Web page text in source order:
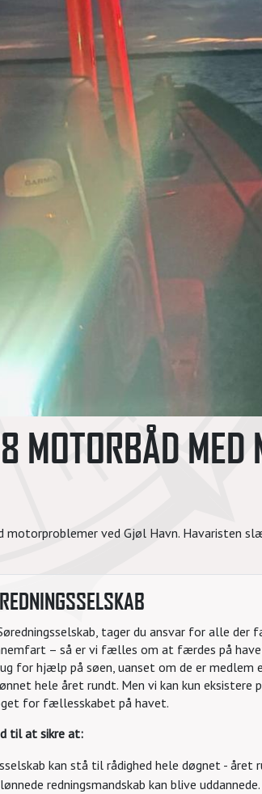
MOTORBÅD MED
motorproblemer ved Gjøl Havn. Havaristen
tager du ansvar for alle der
– så er vi fælles om at færdes på
for hjælp på søen, uanset om de er medlem
hele året rundt. Men vi kan kun eksistere
for fællesskabet på havet.
til at sikre at:
kan stå til rådighed hele døgnet - året
redningsmandskab kan blive uddannede.